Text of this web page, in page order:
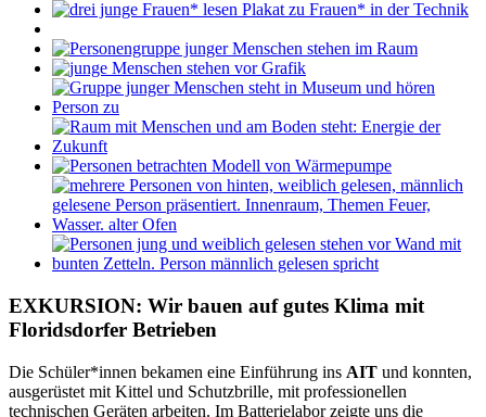
EXKURSION: Wir bauen auf gutes Klima mit
Floridsdorfer Betrieben
Die Schüler*innen bekamen eine Einführung ins AIT und konnten,
ausgerüstet mit Kittel und Schutzbrille, mit professionellen
technischen Geräten arbeiten. Im Batterielabor zeigte uns die